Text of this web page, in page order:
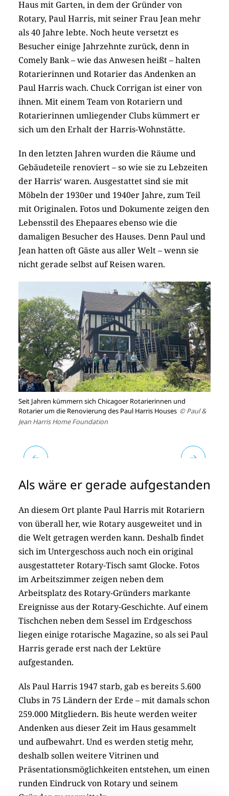
Haus mit Garten, in dem der Gründer von
Rotary, Paul Harris, mit seiner Frau Jean mehr
als 40 Jahre lebte. Noch heute versetzt es
Besucher einige Jahrzehnte zurück, denn in
Comely Bank – wie das Anwesen heißt – halten
Rotarierinnen und Rotarier das Andenken an
Paul Harris wach. Chuck Corrigan ist einer von
ihnen. Mit einem Team von Rotariern und
Rotarierinnen umliegender Clubs kümmert er
sich um den Erhalt der Harris-Wohnstätte.
In den letzten Jahren wurden die Räume und
Gebäudeteile renoviert – so wie sie zu Lebzeiten
der Harris‘ waren. Ausgestattet sind sie mit
Möbeln der 1930er und 1940er Jahre, zum Teil
mit Originalen. Fotos und Dokumente zeigen den
Lebensstil des Ehepaares ebenso wie die
damaligen Besucher des Hauses. Denn Paul und
Jean hatten oft Gäste aus aller Welt – wenn sie
nicht gerade selbst auf Reisen waren.
Seit Jahren kümmern sich Chicagoer Rotarierinnen und
Rotarier um die Renovierung des Paul Harris Houses © Paul &
Jean Harris Home Foundation
Als wäre er gerade aufgestanden
An diesem Ort plante Paul Harris mit Rotariern
von überall her, wie Rotary ausgeweitet und in
die Welt getragen werden kann. Deshalb findet
sich im Untergeschoss auch noch ein original
ausgestatteter Rotary-Tisch samt Glocke. Fotos
im Arbeitszimmer zeigen neben dem
Arbeitsplatz des Rotary-Gründers markante
Ereignisse aus der Rotary-Geschichte. Auf einem
Tischchen neben dem Sessel im Erdgeschoss
liegen einige rotarische Magazine, so als sei Paul
Harris gerade erst nach der Lektüre
aufgestanden.
Als Paul Harris 1947 starb, gab es bereits 5.600
Clubs in 75 Ländern der Erde – mit damals schon
259.000 Mitgliedern. Bis heute werden weiter
Andenken aus dieser Zeit im Haus gesammelt
und aufbewahrt. Und es werden stetig mehr,
deshalb sollen weitere Vitrinen und
Präsentationsmöglichkeiten entstehen, um einen
runden Eindruck von Rotary und seinem